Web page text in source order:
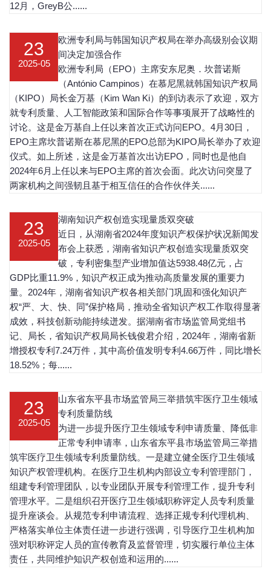
12月，GreyB公......
23
2025-05
欧洲专利局与韩国知识产权局在举办高级别会议期
间决定加强合作
欧洲专利局（EPO）主席安东尼奥．坎普诺斯
（António Campinos）在慕尼黑就韩国知识产权局
（KIPO）局长金万基（Kim Wan Ki）的到访表示了欢迎，双方
就专利质量、人工智能政策和国际合作等事项展开了战略性的
讨论。这是金万基自上任以来首次正式访问EPO。4月30日，
EPO主席坎普诺斯在慕尼黑的EPO总部为KIPO局长举办了欢迎
仪式。如上所述，这是金万基首次出访EPO，同时也是他自
2024年6月上任以来与EPO主席的首次会面。此次访问突显了
两家机构之间强韧且基于相互信任的合作伙伴关......
23
2025-05
湖南知识产权创造实现量质双突破
近日，从湖南省2024年度知识产权保护状况新闻发
布会上获悉，湖南省知识产权创造实现量质双突
破，专利密集型产业增加值达5938.48亿元，占
GDP比重11.9%，知识产权正成为推动高质量发展的重要力
量。2024年，湖南省知识产权各相关部门巩固和强化知识产
权“严、大、快、同”保护格局，推动全省知识产权工作取得显著
成效，科技创新动能持续迸发。据湖南省市场监管局党组书
记、局长，省知识产权局局长钱俊君介绍，2024年，湖南省新
增授权专利7.24万件，其中高价值发明专利4.66万件，同比增长
18.52%；每......
23
2025-05
山东省东平县市场监管局三举措筑牢医疗卫生领域
专利质量防线
为进一步提升医疗卫生领域专利申请质量、降低非
正常专利申请率，山东省东平县市场监管局三举措
筑牢医疗卫生领域专利质量防线。一是建立健全医疗卫生领域
知识产权管理机构。在医疗卫生机构内部设立专利管理部门，
组建专利管理团队，以专业团队开展专利管理工作，提升专利
管理水平。二是组织召开医疗卫生领域职称评定人员专利质量
提升座谈会。从规范专利申请流程、选择正规专利代理机构、
严格落实单位主体责任进一步进行强调，引导医疗卫生机构加
强对职称评定人员的宣传教育及监督管理，切实履行单位主体
责任，共同维护知识产权创造和运用的......